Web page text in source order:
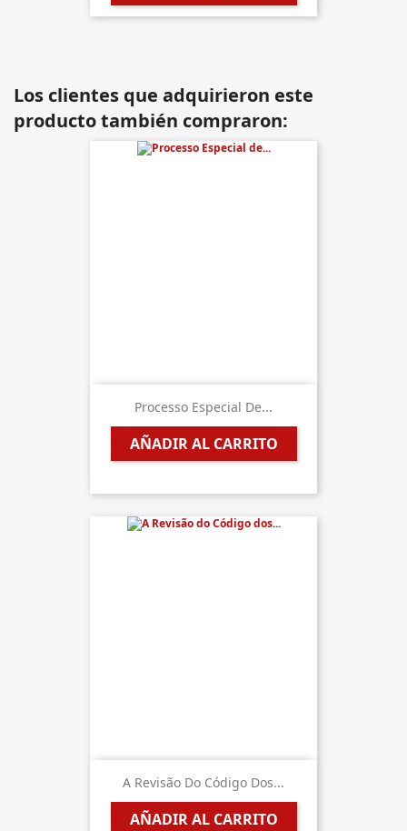
Los clientes que adquirieron este
producto también compraron:
Processo Especial De...
AÑADIR AL CARRITO
A Revisão Do Código Dos...
AÑADIR AL CARRITO